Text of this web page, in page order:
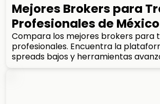
Mejores Brokers para
Profesionales de México
Compara los mejores brokers para
profesionales. Encuentra la
spreads bajos y herramientas